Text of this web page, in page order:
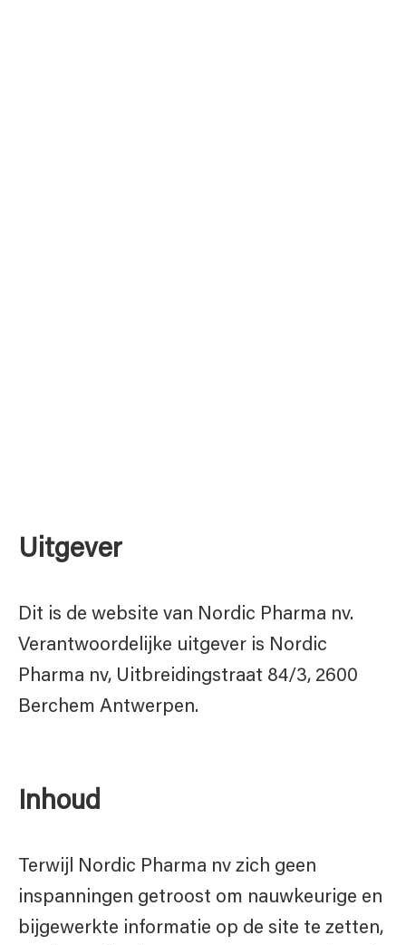
Uitgever
Dit is de website van Nordic Pharma nv.
Verantwoordelijke uitgever is Nordic
Pharma nv, Uitbreidingstraat 84/3, 2600
Berchem Antwerpen.
Inhoud
Terwijl Nordic Pharma nv zich geen
inspanningen getroost om nauwkeurige en
bijgewerkte informatie op de site te zetten,